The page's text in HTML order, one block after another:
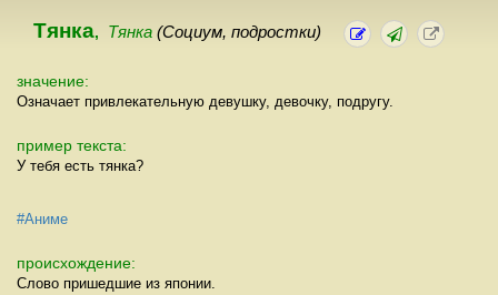
Тянка, Тянка (Социум, подростки)
значение:
Означает привлекательную девушку, девочку, подругу.
пример текста:
У тебя есть тянка?
#Аниме
происхождение:
Слово пришедшие из японии.